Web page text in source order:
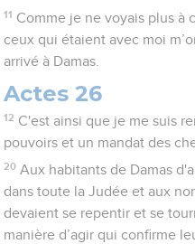
11 Comme je ne voyais plus à
ceux qui étaient avec moi
arrivé à Damas.
Actes 26
12 C'est ainsi que je me suis
pouvoirs et un mandat des
20 Aux habitants de Damas
dans toute la Judée et aux
devaient se repentir et se
manière d’agir qui confirme